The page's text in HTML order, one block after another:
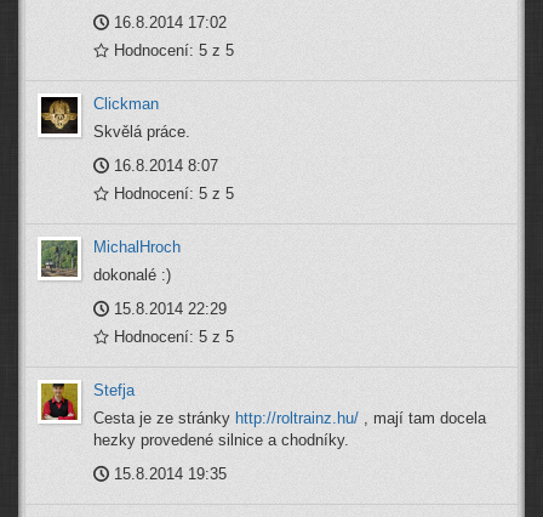
16.8.2014 17:02
Hodnocení: 5 z 5
Clickman
Skvělá práce.
16.8.2014 8:07
Hodnocení: 5 z 5
MichalHroch
dokonalé :)
15.8.2014 22:29
Hodnocení: 5 z 5
Stefja
Cesta je ze stránky http://roltrainz.hu/ , mají tam docela
hezky provedené silnice a chodníky.
15.8.2014 19:35